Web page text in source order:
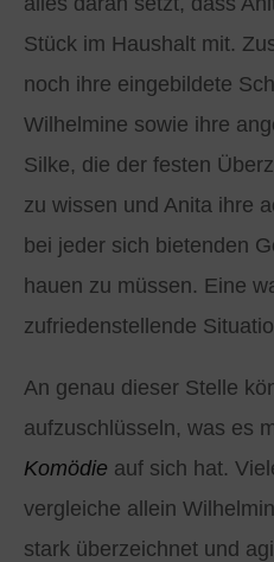
Stück im Haushalt mit.
noch ihre eingebildete
Wilhelmine sowie ihre
Silke, die der festen
zu wissen und Anita ihre
bei jeder sich bietenden
hauen zu müssen. Eine
zufriedenstellende
An genau dieser Stelle
aufzuschlüsseln, was es
Komödie auf sich hat.
vergleiche allein
stark überzeichnet und